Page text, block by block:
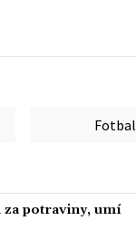
Fotbal
potraviny, umí